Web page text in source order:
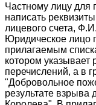
Частному лицу для
написать
лицевого счета,
Юридическое лицо
прилагаемым
котором
перечислений, а в
"Добровольное
результате